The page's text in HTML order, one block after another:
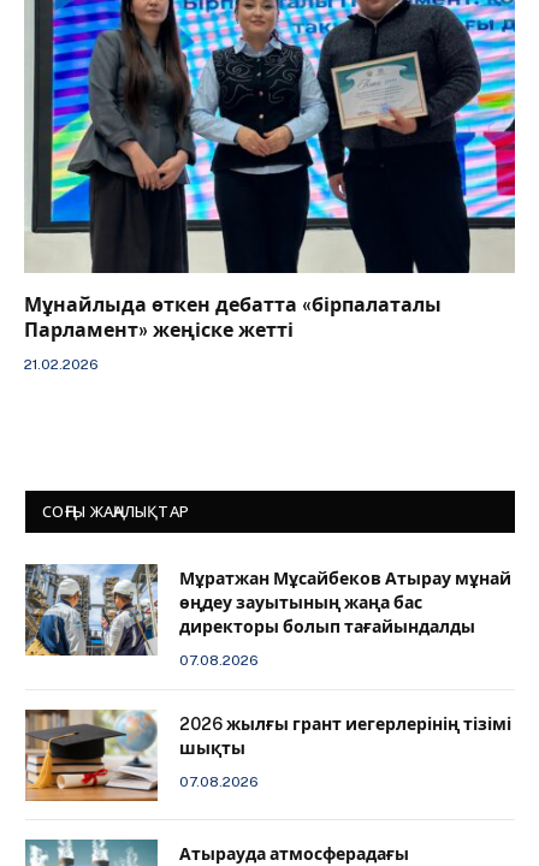
Мұнайлыда өткен дебатта «бірпалаталы
Парламент» жеңіске жетті
21.02.2026
СОҢҒЫ ЖАҢАЛЫҚТАР
Мұратжан Мұсайбеков Атырау мұнай
өңдеу зауытының жаңа бас
директоры болып тағайындалды
07.08.2026
2026 жылғы грант иегерлерінің тізімі
шықты
07.08.2026
Атырауда атмосферадағы